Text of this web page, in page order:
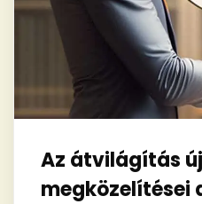
Az átvilágítás új
megközelítései